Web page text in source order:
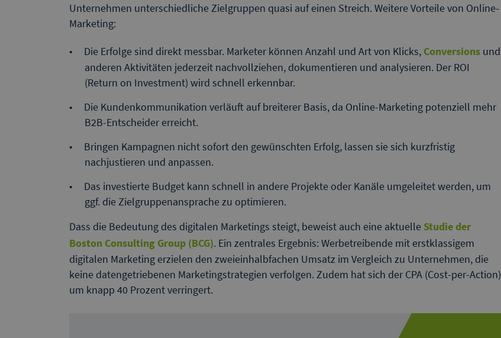
Unternehmen unterschiedliche Zielgruppen quasi auf einen Streich. Weitere Vorteile von Online-
Marketing:
Die Erfolge sind direkt messbar. Marketer können Anzahl und Art von Klicks, Conversions und
anderen Aktivitäten jederzeit nachvollziehen, dokumentieren und analysieren. Der ROI
(Return on Investment) wird schnell erkennbar.
Die Kundenkommunikation verläuft auf breiterer Basis, da Online-Marketing potenziell mehr
B2B-Entscheider erreicht.
Bringen Kampagnen nicht sofort den gewünschten Erfolg, lassen sie sich kurzfristig
nachjustieren und anpassen.
Das investierte Budget kann schnell in andere Projekte oder Kanäle umgeleitet werden, um
ggf. die Zielgruppenansprache zu optimieren.
Dass die Bedeutung des digitalen Marketings steigt, beweist auch eine aktuelle Studie der
Boston Consulting Group (BCG). Ein zentrales Ergebnis: Werbetreibende mit erstklassigem
digitalen Marketing erzielen den zweieinhalbfachen Umsatz im Vergleich zu Unternehmen, die
keine datengetriebenen Marketingstrategien verfolgen. Zudem hat sich der CPA (Cost-per-Action)
um knapp 40 Prozent verringert.